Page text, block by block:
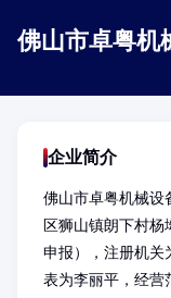
佛山市卓粤机
企业简介
佛山市卓粤机械设
区狮山镇朗下村
申报），注册机关
表为李丽平，经营